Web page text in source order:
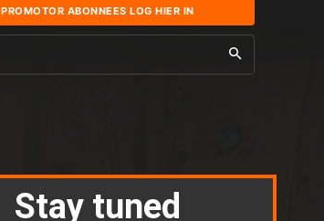
PROMOTOR ABONNEES LOG HIER IN
Stay tuned